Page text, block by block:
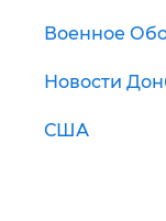
Военное
Новости
США